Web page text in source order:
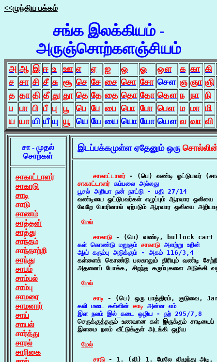
<<முந்திய பக்கம்
சங்க இலக்கியம் -
அருஞ்சொற்களஞ்சியம்
அ ஆ இ ஈ உ ஊ எ ஏ ஐ ஒ ஓ ஔ க கா கி
ச சா சி சீ சு சூ செ சே சை சொ சோ சௌ ஞ ஞா ஞி
த தா தி தீ து தூ தெ தே தை தொ தோ தௌ ந நா நி
ப
பா பி பீ பு பூ பெ பே பை பொ போ பௌ ம மா மி
ய யா யி யீ யு யூ யெ யே யை யொ யோ யௌ வ வா வி
சா - முதல்
சொற்கள்
சாகாட்டாளர்
சாகாடு
சாடி
சாடு
சாணம்
சாத்தன்
சாத்து
சாந்தம்
சாந்தாற்றி
சாந்து
சாபம்
சாம்பல்
சாம்பு
சாமரை
சாமனார்
சாய்
சாயல்
சார்த்து
சாரல்
சாரிகை
இடப்பக்கமுள்ள ஏதேனும் ஒரு
சாகாட்டாளர்
சாகாட்டாளர் கம்பலை அல்லது
பூசல் அறியா நன் நாட்டு - பதி 27/14
வண்டியை ஓட்டுபவர்கள் எழுப்பும் ஆரவார ஒலியை
வேறே போரினால் ஏற்படும் ஆரவார ஒலியை
மேல்
சாகாடு
கள் கொண்டு மறுகும் சாகாடு அளற்று உறின்
ஆய் கரும்பு அடுக்கும் - அகம் 116/3,4
கள்ளைக் கொண்டு பலகாலும் திரியும் வண்டி
அதனைப் போக்க, சிறந்த கரும்புகளை அடுக்கி
மேல்
சாடி
கலி மடை கள்ளின் சாடி அன்ன எம்
இள நலம் இல்_கடை ஒழிய - நற் 295/7,8
செருக்குத்தரும் உணவான கள் இருக்கும்
இளமை நலம் வீட்டுக்குள் அடங்கி ஒழிய
மேல்
சாடு - 1. (வி) 1. மேலே விழுந்து